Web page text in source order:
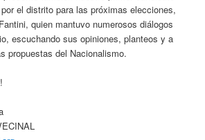
el distrito para las próximas elecciones,
quien mantuvo numerosos diálogos
escuchando sus opiniones, planteos y a
propuestas del Nacionalismo.